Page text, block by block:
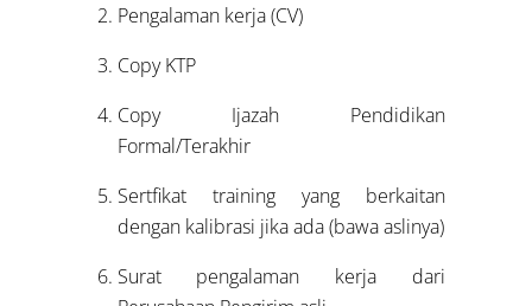
Pengalaman kerja (CV)
Copy KTP
Copy Ijazah Pendidikan
Formal/Terakhir
Sertfikat training yang berkaitan
dengan kalibrasi jika ada (bawa aslinya)
Surat pengalaman kerja dari